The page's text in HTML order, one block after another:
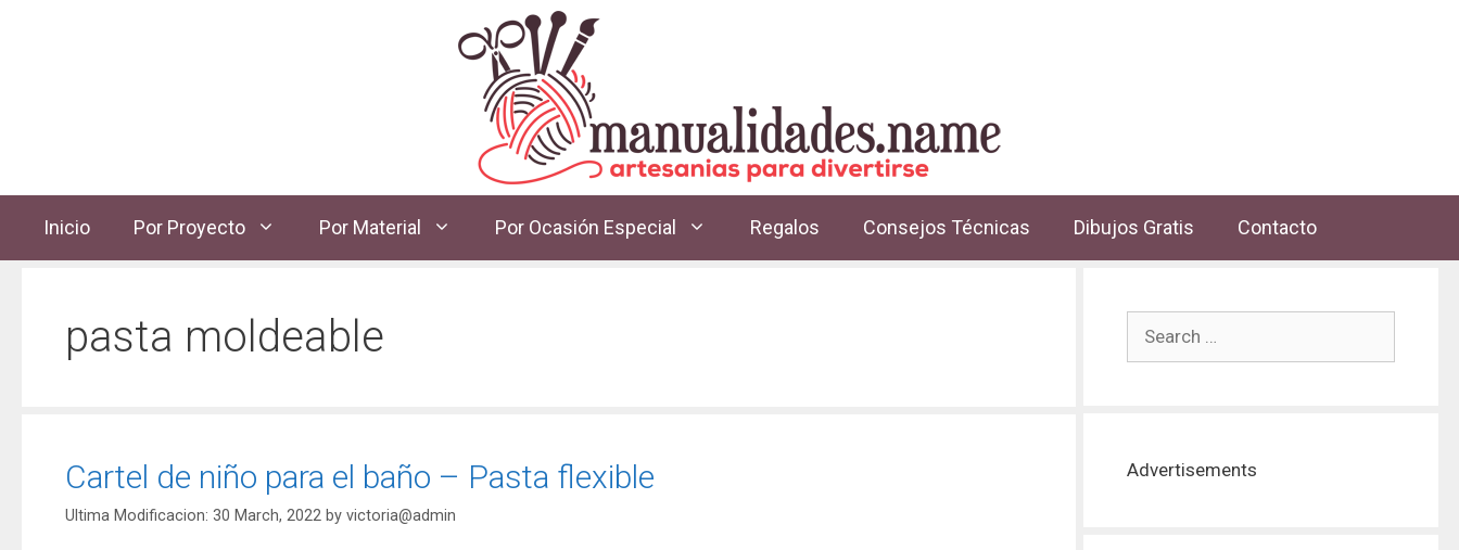
Inicio Por Proyecto Por Material Por Ocasión Especial Regalos Consejos Técnicas Dibujos Gratis Contacto
pasta moldeable
Cartel de niño para el baño – Pasta flexible
30 March, 2022 by victoria@admin
Advertisements